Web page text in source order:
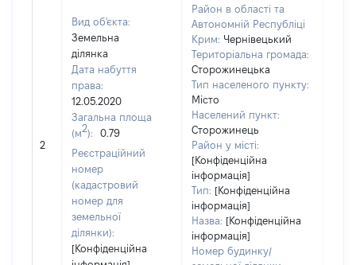
2
Вид об'єкта:
Земельна
ділянка
Дата набуття
права:
12.05.2020
Загальна площа
(м2):
0.79
Реєстраційний
номер
(кадастровий
номер для
земельної
ділянки):
[Конфіденційна
Район в області та
Автономній Республіці
Крим: Чернівецький
Територіальна громада:
Сторожинецька
Тип населеного пункту:
Місто
Населений пункт:
Сторожинець
Район у місті:
[Конфіденційна
інформація]
Тип: [Конфіденційна
інформація]
Назва: [Конфіденційна
інформація]
Номер будинку/